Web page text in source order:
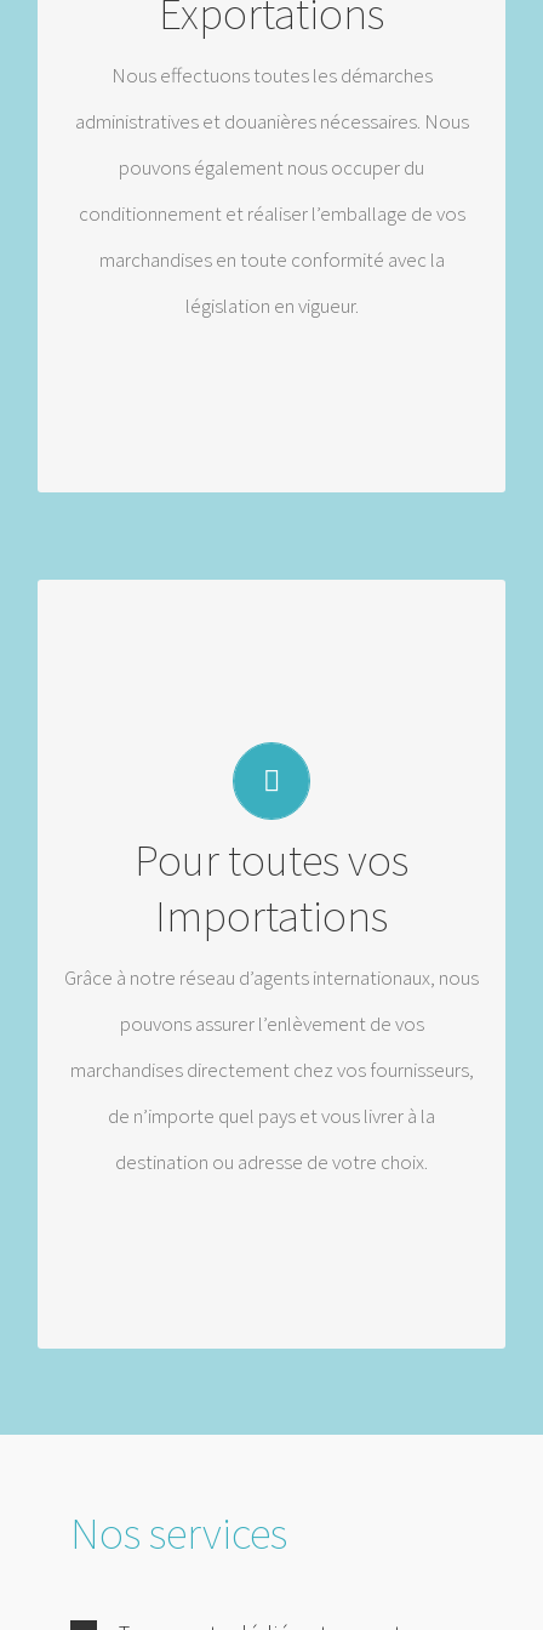
Exportations
Nous effectuons toutes les démarches
administratives et douanières nécessaires. Nous
pouvons également nous occuper du
conditionnement et réaliser l’emballage de vos
marchandises en toute conformité avec la
législation en vigueur.
Groupage, lot secs, cargo complet
A.O.G
Licence d’exportation, Visas, Carnet ATA
Déclaration Matières Dangereuses
Pour toutes vos
Importations
Grâce à notre réseau d’agents internationaux, nous
pouvons assurer l’enlèvement de vos
marchandises directement chez vos fournisseurs,
de n’importe quel pays et vous livrer à la
destination ou adresse de votre choix.
Groupage, lots secs, cargo complet
Douane
Licence d’Importation
Visas
Carnet ATA
Stockage sous douane
Nos services